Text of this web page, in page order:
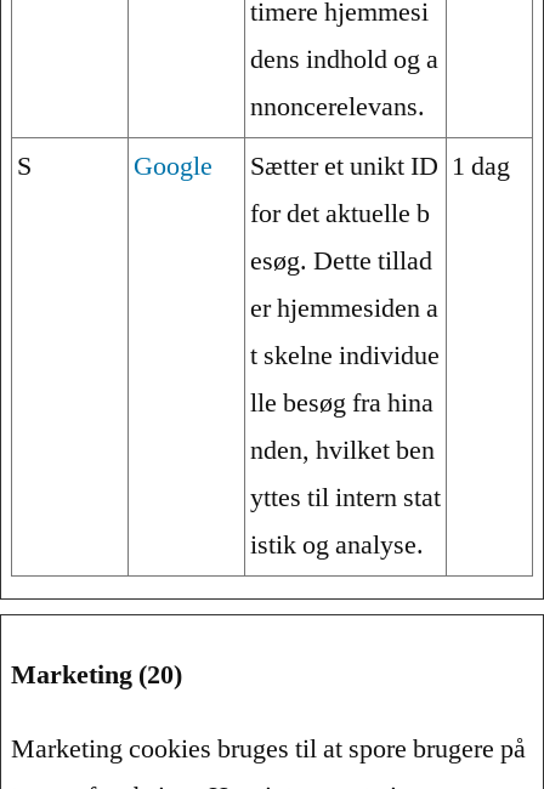
timere hjemmesi
dens indhold og a
nnoncerelevans.
S Google
Sætter et unikt ID
for det aktuelle b
esøg. Dette tillad
er hjemmesiden a
t skelne individue
lle besøg fra hina
nden, hvilket ben
yttes til intern stat
istik og analyse.
1 dag
Marketing (20)
Marketing cookies bruges til at spore brugere på